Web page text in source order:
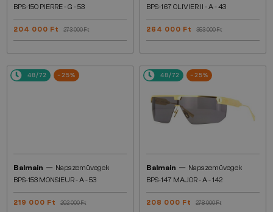
BPS-150 PIERRE - G - 53
204 000 Ft 273 000 Ft
BPS-167 OLIVIER II - A - 43
264 000 Ft 353 000 Ft
48/72 -25%
Balmain — Napszemüvegek
BPS-153 MONSIEUR - A - 53
219 000 Ft 292 000 Ft
48/72 -25%
Balmain — Napszemüvegek
BPS-147 MAJOR - A - 142
208 000 Ft 278 000 Ft